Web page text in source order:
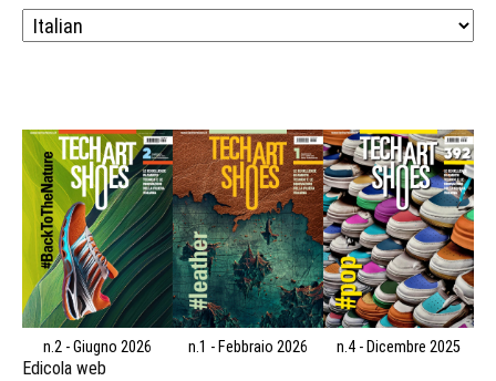
n.2 - Giugno 2026 n.1 - Febbraio 2026 n.4 - Dicembre 2025
Edicola web